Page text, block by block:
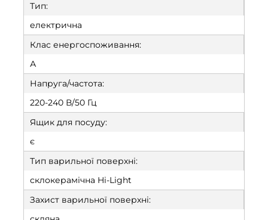
Тип:
електрична
Клас енергоспоживання:
А
Напруга/частота:
220-240 В/50 Гц
Ящик для посуду:
є
Тип варильної поверхні:
склокерамічна Hi-Light
Захист варильної поверхні: